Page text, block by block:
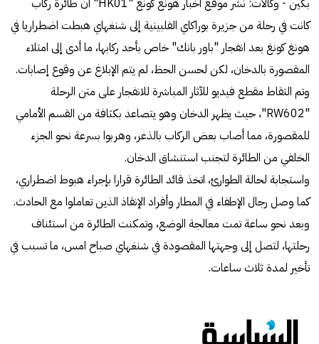
كانت في رحلة من جزيرة بوراكاي الفلبينية إلى شنغهاي هبطت اضطراريا في
هونغ كونغ بعد انفجار "باور بانك" خاص بأحد ركابها، ما أدى إلى امتلاء
المقصورة بالدخان، لكن لحسن الحظ، لم يتم الإبلاغ عن وقوع إصابات.
وتم التقاط مقطع فيديو للآثار المباشرة للانفجار على متن الرحلة
"RW602"، حيث يظهر الدخان وهو يتصاعد بكثافة من القسم الأمامي
للمقصورة، مما أصاب بعض الركاب بالذعر، وهربوا بسرعة نحو الجزء
الخلفي من الطائرة لتجنب استنشاق الدخان.
واستجابة لحالة الطوارئ، اتخذ قائد الطائرة قرارا بإجراء هبوط اضطراري،
كما وصل رجال الإطفاء في المطار وأفراد الإنقاذ الذين تعاملوا مع الحادث.
وبعد نحو ساعة تمت معالجة الوضع، وتمكنت الطائرة من استئناف
رحلتها، لتصل إلى وجهتها المقصودة في شنغهاي صباح امس، ما تسبب في
تأخير لمدة ثلاث ساعات.